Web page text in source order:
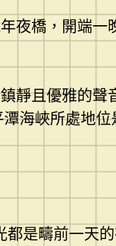
夜橋，開端一
靜且優雅的聲
海峽所處地
是疇前一天的